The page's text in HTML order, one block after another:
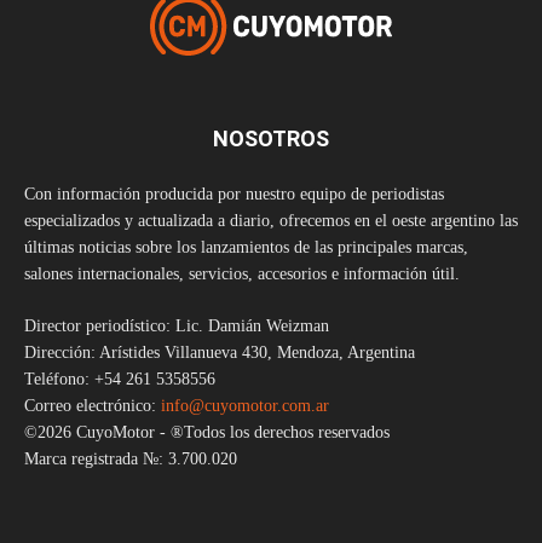
NOSOTROS
Con información producida por nuestro equipo de periodistas
especializados y actualizada a diario, ofrecemos en el oeste argentino las
últimas noticias sobre los lanzamientos de las principales marcas,
salones internacionales, servicios, accesorios e información útil.
Director periodístico: Lic. Damián Weizman
Dirección: Arístides Villanueva 430, Mendoza, Argentina
Teléfono: +54 261 5358556
Correo electrónico: info@cuyomotor.com.ar
©2026 CuyoMotor - ®Todos los derechos reservados
Marca registrada №: 3.700.020